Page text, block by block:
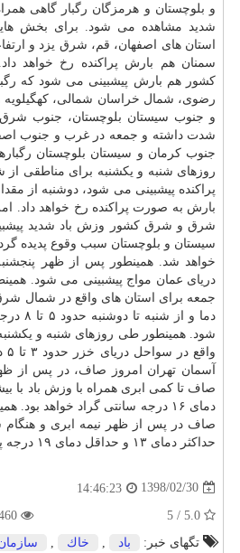
و بلوچستان و هرمزگان رگبار گاهی
شدید مشاهده می شود. برای بخش
استان های اصفهان، قم، شرق یزد و
سمنان هم بارش پراكنده رخ خواهد
كشور هم بارش پیشبینی می شود كه
رضوی، شمال خراسان شمالی، كهگیلویه
و جنوب سیستان بلوچستان، جنوب
شدت داشته و جمعه در غرب و جنوب
جنوب كرمان و سیستان بلوچستان
روزهای شنبه و یكشنبه برای مناطقی
پراكنده پیشبینی می شود، دوشنبه از
بارش به صورت پراكنده رخ خواهد داد.
شرق و شرق كشور وزش باد شدید
سیستان و بلوچستان سبب وقوع پدیده
خواهد شد. همینطور پس از ظهر
دریای عمان مواج پیشبینی می شود.
دما و از
شود. همینطور طی روزهای شنبه و
آسمان تهران امروز صاف، در پس از
دمای ۱۶ درجه سانتی گراد خواهد
صاف در پس از ظهر نیمه ابری و
حداكثر دمای ۱۳ و حداقل دمای ۱۹ درجه پیشبینی می شود.
1398/02/30
14:46:23
تگهای خبر:
باد , خاك ,